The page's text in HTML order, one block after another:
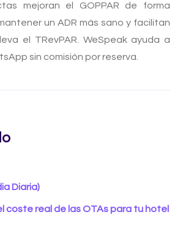
mejoran el GOPPAR de forma
un ADR más sano y facilitan
el TRevPAR. WeSpeak ayuda a
sin comisión por reserva.
Diaria)
coste real de las OTAs para tu hotel